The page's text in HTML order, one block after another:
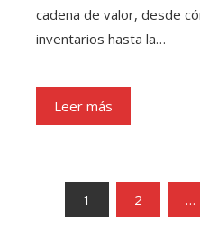
cadena de valor, desde
inventarios hasta la…
Leer más
Paginación
1 2 …